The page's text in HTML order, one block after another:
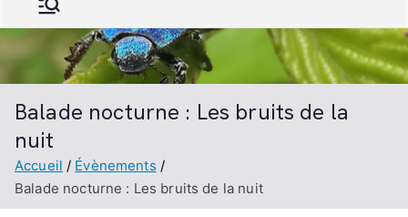
Balade nocturne : Les bruits de la
nuit
Accueil
Évènements
Balade nocturne : Les bruits de la nuit